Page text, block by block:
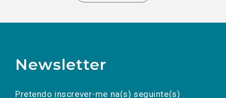
Newsletter
Pretendo inscrever-me na(s) seguinte(s)
a(s) newsletter(s).
mail